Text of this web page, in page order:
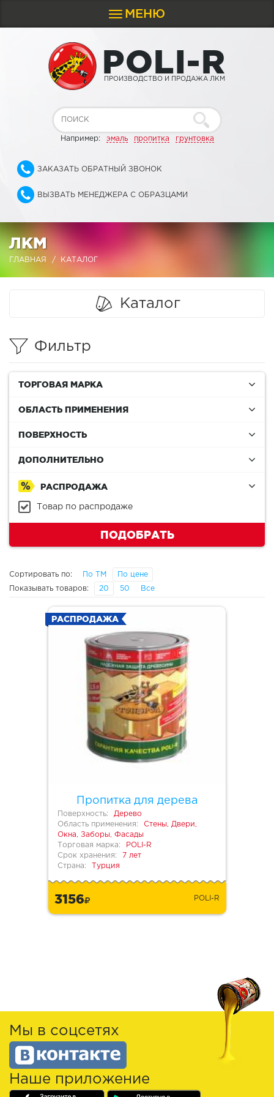
Toggle
navigation
МЕНЮ
POLI-R
ПРОИЗВОДСТВО И ПРОДАЖА ЛКМ
Например: эмаль пропитка грунтовка
ЗАКАЗАТЬ ОБРАТНЫЙ ЗВОНОК
ВЫЗВАТЬ МЕНЕДЖЕРА С ОБРАЗЦАМИ
ЛКМ
ГЛАВНАЯ КАТАЛОГ
Каталог
Фильтр
ТОРГОВАЯ МАРКА
ОБЛАСТЬ ПРИМЕНЕНИЯ
ПОВЕРХНОСТЬ
ДОПОЛНИТЕЛЬНО
РАСПРОДАЖА
Товар по распродаже
ПОДОБРАТЬ
Сортировать по: По ТМ По цене
Показывать товаров: 20 50 Все
Пропитка для дерева
РАСПРОДАЖА
Поверхность:
Дерево
Область применения:
Стены, Двери,
Окна, Заборы, Фасады
Торговая марка:
POLI-R
Срок хранения:
7 лет
Страна:
Турция
3156 POLI-R
Мы в соцсетях
Наше приложение